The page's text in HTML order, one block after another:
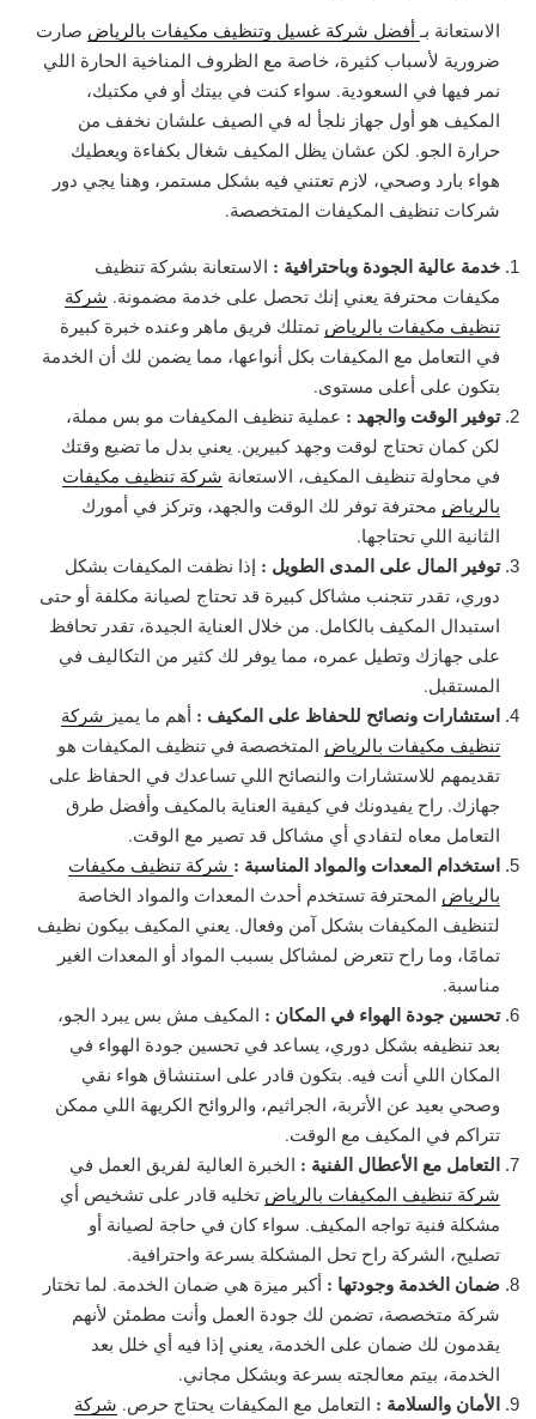
الاستعانة بـ أفضل شركة غسيل وتنظيف مكيفات بالرياض صارت
ضرورية لأسباب كثيرة، خاصة مع الظروف المناخية الحارة اللي
نمر فيها في السعودية. سواء كنت في بيتك أو في مكتبك،
المكيف هو أول جهاز نلجأ له في الصيف علشان نخفف من
حرارة الجو. لكن عشان يظل المكيف شغال بكفاءة ويعطيك
هواء بارد وصحي، لازم تعتني فيه بشكل مستمر، وهنا يجي دور
شركات تنظيف المكيفات المتخصصة.
خدمة عالية الجودة وباحترافية : الاستعانة بشركة تنظيف
مكيفات محترفة يعني إنك تحصل على خدمة مضمونة. شركة
تنظيف مكيفات بالرياض تمتلك فريق ماهر وعنده خبرة كبيرة
في التعامل مع المكيفات بكل أنواعها، مما يضمن لك أن الخدمة
بتكون على أعلى مستوى.
توفير الوقت والجهد : عملية تنظيف المكيفات مو بس مملة،
لكن كمان تحتاج لوقت وجهد كبيرين. يعني بدل ما تضيع وقتك
في محاولة تنظيف المكيف، الاستعانة شركة تنظيف مكيفات
بالرياض محترفة توفر لك الوقت والجهد، وتركز في أمورك
الثانية اللي تحتاجها.
توفير المال على المدى الطويل : إذا نظفت المكيفات بشكل
دوري، تقدر تتجنب مشاكل كبيرة قد تحتاج لصيانة مكلفة أو حتى
استبدال المكيف بالكامل. من خلال العناية الجيدة، تقدر تحافظ
على جهازك وتطيل عمره، مما يوفر لك كثير من التكاليف في
المستقبل.
استشارات ونصائح للحفاظ على المكيف : أهم ما يميز شركة
تنظيف مكيفات بالرياض المتخصصة في تنظيف المكيفات هو
تقديمهم للاستشارات والنصائح اللي تساعدك في الحفاظ على
جهازك. راح يفيدونك في كيفية العناية بالمكيف وأفضل طرق
التعامل معاه لتفادي أي مشاكل قد تصير مع الوقت.
استخدام المعدات والمواد المناسبة : شركة تنظيف مكيفات
بالرياض المحترفة تستخدم أحدث المعدات والمواد الخاصة
لتنظيف المكيفات بشكل آمن وفعال. يعني المكيف بيكون نظيف
تمامًا، وما راح تتعرض لمشاكل بسبب المواد أو المعدات الغير
مناسبة.
تحسين جودة الهواء في المكان : المكيف مش بس يبرد الجو،
بعد تنظيفه بشكل دوري، يساعد في تحسين جودة الهواء في
المكان اللي أنت فيه. بتكون قادر على استنشاق هواء نقي
وصحي بعيد عن الأتربة، الجراثيم، والروائح الكريهة اللي ممكن
تتراكم في المكيف مع الوقت.
التعامل مع الأعطال الفنية : الخبرة العالية لفريق العمل في
شركة تنظيف المكيفات بالرياض تخليه قادر على تشخيص أي
مشكلة فنية تواجه المكيف. سواء كان في حاجة لصيانة أو
تصليح، الشركة راح تحل المشكلة بسرعة واحترافية.
ضمان الخدمة وجودتها : أكبر ميزة هي ضمان الخدمة. لما تختار
شركة متخصصة، تضمن لك جودة العمل وأنت مطمئن لأنهم
يقدمون لك ضمان على الخدمة، يعني إذا فيه أي خلل بعد
الخدمة، بيتم معالجته بسرعة وبشكل مجاني.
الأمان والسلامة : التعامل مع المكيفات يحتاج حرص. شركة